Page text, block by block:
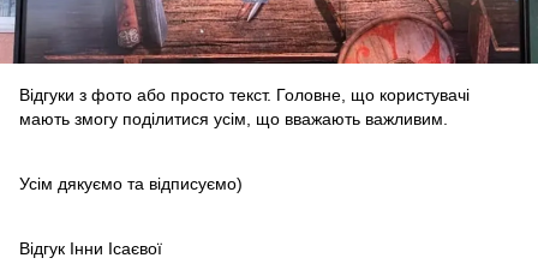
Відгуки з фото або просто текст. Головне, що користувачі
мають змогу поділитися усім, що вважають важливим.
Усім дякуємо та відписуємо)
Відгук Інни Ісаєвої